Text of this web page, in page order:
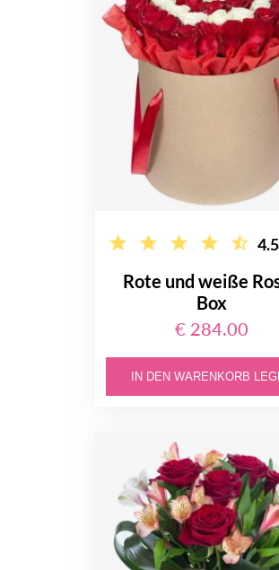
4.5
Rote und weiße
Box
€ 284.00
IN DEN WARENKORB